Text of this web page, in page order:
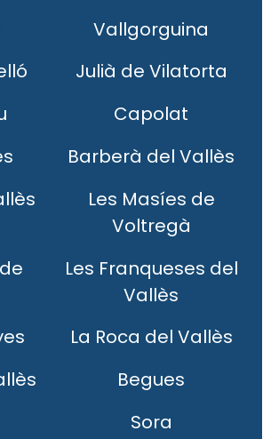
Vallgorguina
Julià de Vilatorta
Capolat
Barberà del Vallès
Les Masíes de
Voltregà
Les Franqueses del
Vallès
La Roca del Vallès
Begues
Sora